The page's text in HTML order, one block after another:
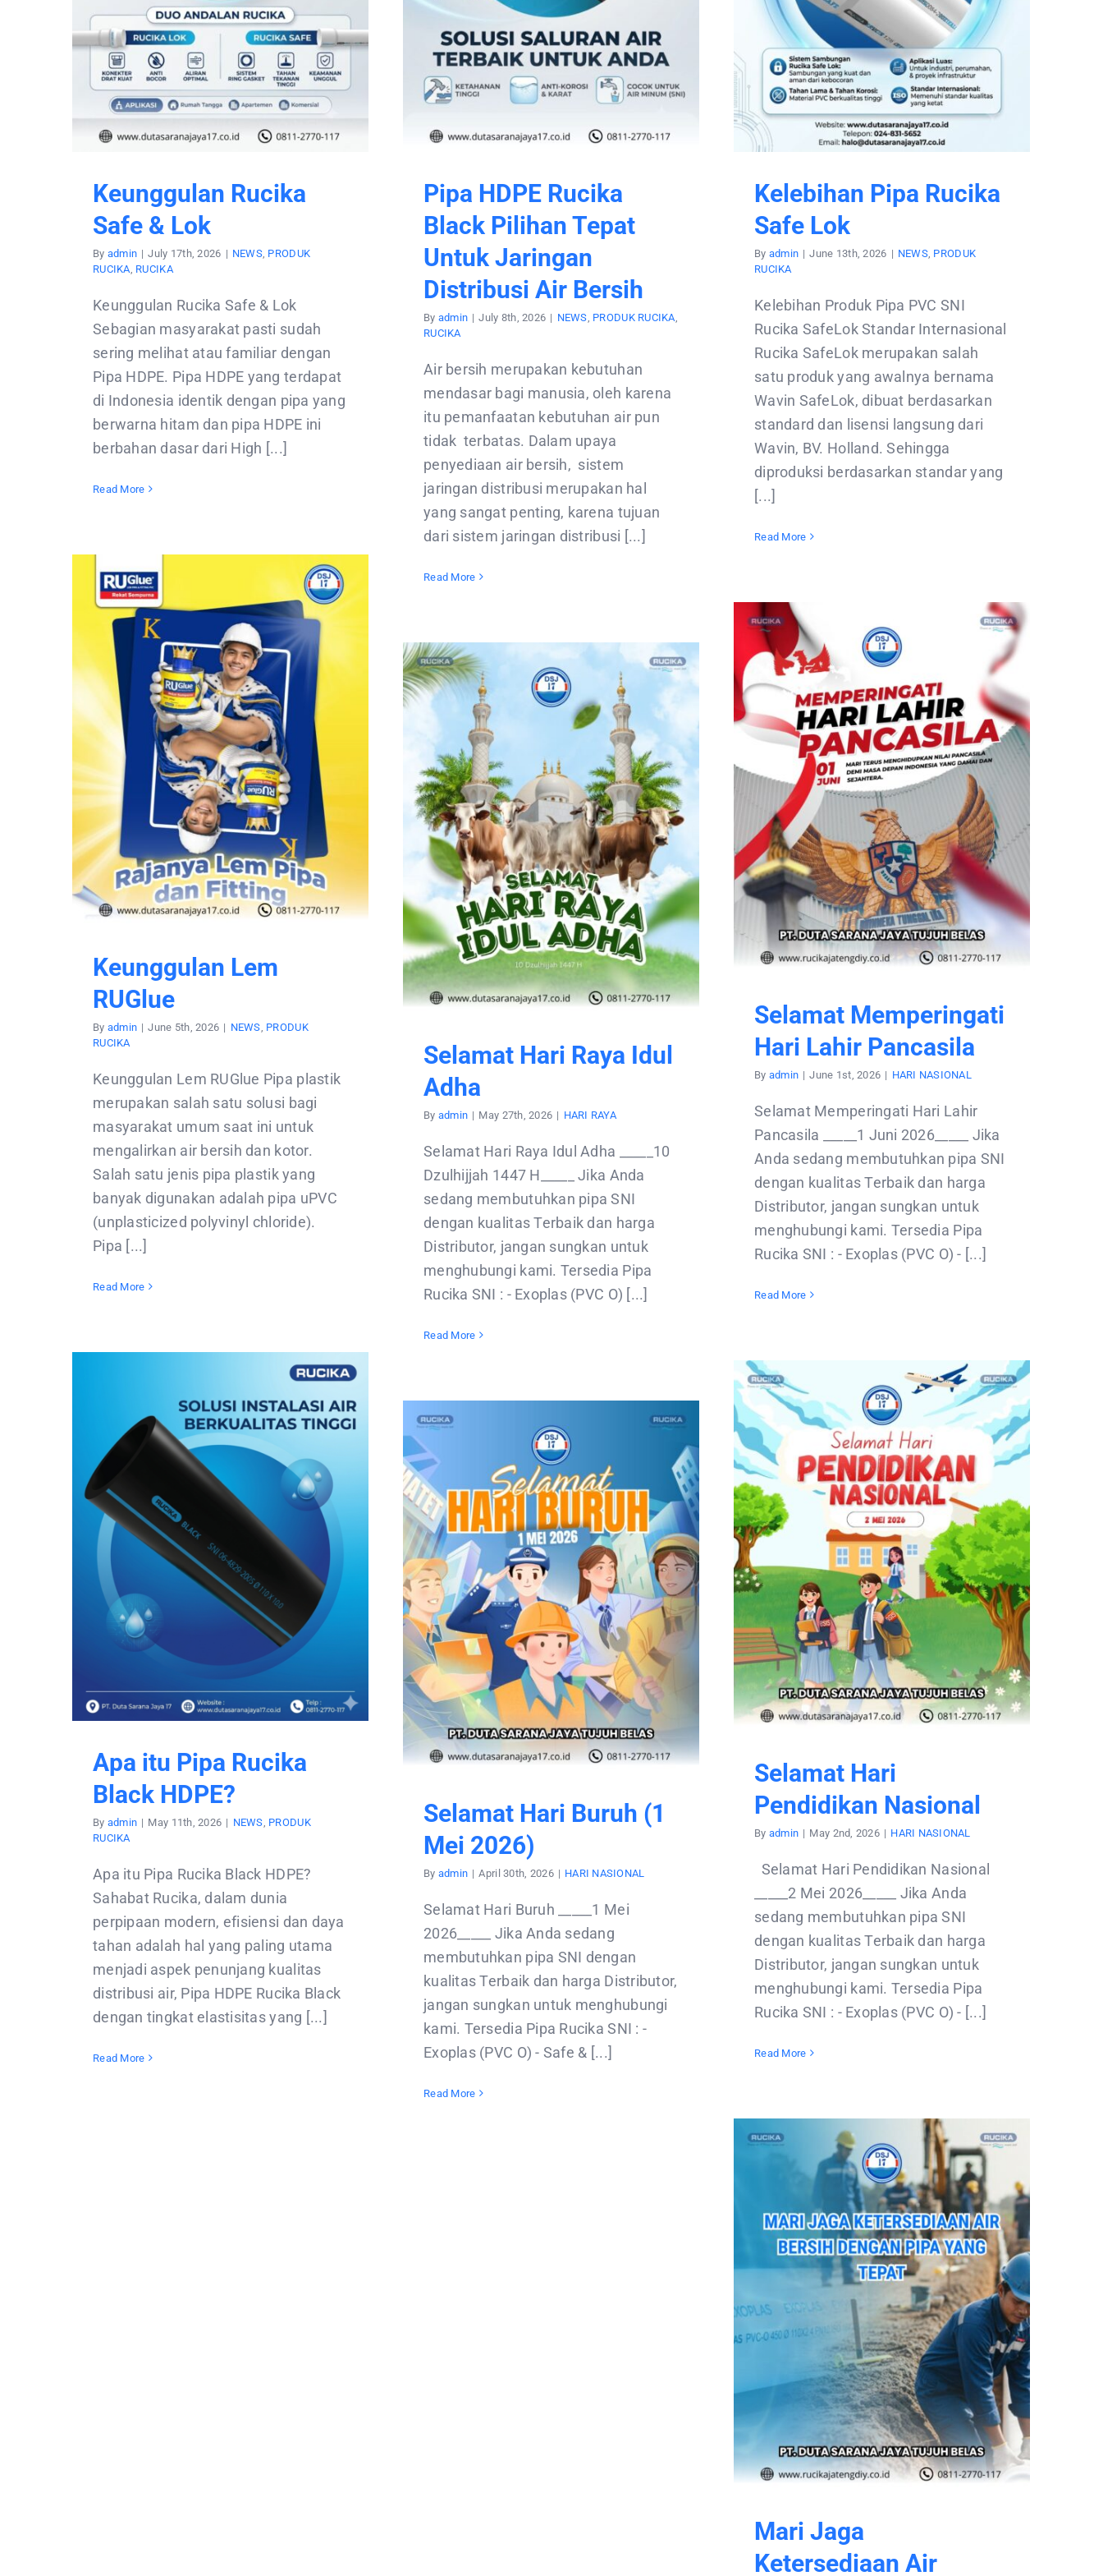
Keunggulan Rucika
Safe & Lok
By admin | July 17th, 2026 | NEWS, PRODUK
RUCIKA RUCIKA
Keunggulan Rucika Safe & Lok
Sebagian masyarakat pasti sudah
sering melihat atau familiar dengan
Pipa HDPE. Pipa HDPE yang terdapat
di Indonesia identik dengan pipa yang
berwarna hitam dan pipa HDPE ini
berbahan dasar dari High [...]
Read More
Pipa HDPE Rucika
Black Pilihan Tepat
Untuk Jaringan
Distribusi Air Bersih
By admin | July 8th, 2026 | NEWS PRODUK RUCIKA
RUCIKA
Air bersih merupakan kebutuhan
mendasar bagi manusia, oleh karena
itu pemanfaatan kebutuhan air pun
tidak terbatas. Dalam upaya
penyediaan air bersih, sistem
jaringan distribusi merupakan hal
yang sangat penting, karena tujuan
dari sistem jaringan distribusi [...]
Read More
Kelebihan Pipa Rucika
Safe Lok
By admin | June 13th, 2026 | NEWS, PRODUK
RUCIKA
Kelebihan Produk Pipa PVC SNI
Rucika SafeLok Standar Internasional
Rucika SafeLok merupakan salah
satu produk yang awalnya bernama
Wavin SafeLok, dibuat berdasarkan
standard dan lisensi langsung dari
Wavin, BV. Holland. Sehingga
diproduksi berdasarkan standar yang
[...]
Read More
Keunggulan Lem
RUGlue
By admin | June 5th, 2026 | NEWS PRODUK
RUCIKA
Keunggulan Lem RUGlue Pipa plastik
merupakan salah satu solusi bagi
masyarakat umum saat ini untuk
mengalirkan air bersih dan kotor.
Salah satu jenis pipa plastik yang
banyak digunakan adalah pipa uPVC
(unplasticized polyvinyl chloride).
Pipa [...]
Read More
Selamat Memperingati
Hari Lahir Pancasila
By admin | June 1st, 2026 | HARI NASIONAL
Selamat Memperingati Hari Lahir
Pancasila _____1 Juni 2026_____ Jika
Anda sedang membutuhkan pipa SNI
dengan kualitas Terbaik dan harga
Distributor, jangan sungkan untuk
menghubungi kami. Tersedia Pipa
Rucika SNI : - Exoplas (PVC O) - [...]
Read More
Selamat Hari Raya Idul
Adha
By admin | May 27th, 2026 | HARI RAYA
Selamat Hari Raya Idul Adha _____10
Dzulhijjah 1447 H_____ Jika Anda
sedang membutuhkan pipa SNI
dengan kualitas Terbaik dan harga
Distributor, jangan sungkan untuk
menghubungi kami. Tersedia Pipa
Rucika SNI : - Exoplas (PVC O) [...]
Read More
Apa itu Pipa Rucika
Black HDPE?
By admin | May 11th, 2026 | NEWS PRODUK
RUCIKA
Apa itu Pipa Rucika Black HDPE?
Sahabat Rucika, dalam dunia
perpipaan modern, efisiensi dan daya
tahan adalah hal yang paling utama
menjadi aspek penunjang kualitas
distribusi air, Pipa HDPE Rucika Black
dengan tingkat elastisitas yang [...]
Read More
Selamat Hari
Pendidikan Nasional
By admin | May 2nd, 2026 | HARI NASIONAL
Selamat Hari Pendidikan Nasional
_____2 Mei 2026_____ Jika Anda
sedang membutuhkan pipa SNI
dengan kualitas Terbaik dan harga
Distributor, jangan sungkan untuk
menghubungi kami. Tersedia Pipa
Rucika SNI : - Exoplas (PVC O) - [...]
Read More
Selamat Hari Buruh (1
Mei 2026)
By admin | April 30th, 2026 | HARI NASIONAL
Selamat Hari Buruh _____1 Mei
2026_____ Jika Anda sedang
membutuhkan pipa SNI dengan
kualitas Terbaik dan harga Distributor,
jangan sungkan untuk menghubungi
kami. Tersedia Pipa Rucika SNI : -
Exoplas (PVC O) - Safe & [...]
Read More
Mari Jaga
Ketersediaan Air